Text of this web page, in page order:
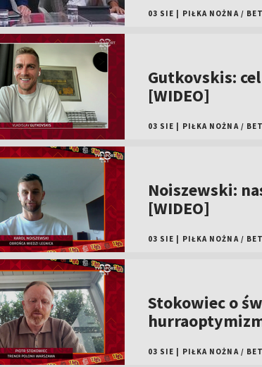
03 SIE PIŁKA NOŻNA /
Gutkovskis:
[WIDEO]
03 SIE PIŁKA NOŻNA /
Noiszewski:
[WIDEO]
03 SIE PIŁKA NOŻNA /
Stokowiec o
03 SIE PIŁKA NOŻNA /